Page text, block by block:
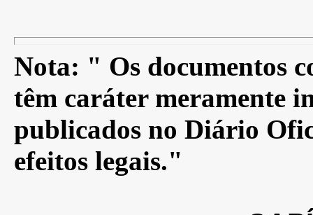
Nota: " Os documentos
têm caráter meramente
publicados no Diário
efeitos legais."